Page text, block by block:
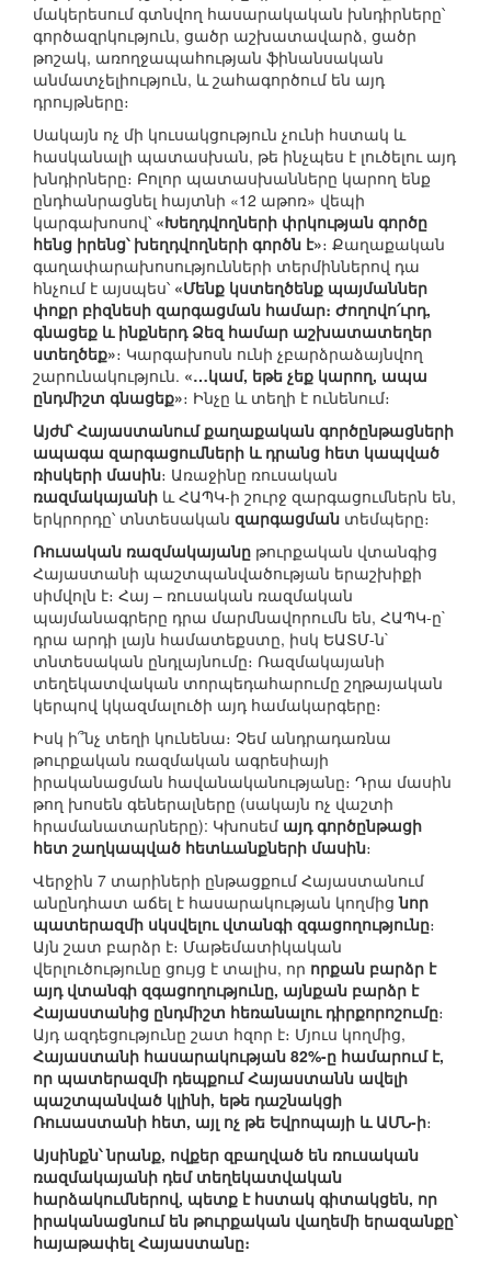
մակերեսում գտնվող հասարակական խնդիրները՝
գործազրկություն, ցածր աշխատավարձ, ցածր
թոշակ, առողջապահության ֆինանսական
անմատչելիություն, և շահագործում են այդ
դրույթները։
Սակայն ոչ մի կուսակցություն չունի հստակ և
հասկանալի պատասխան, թե ինչպես է լուծելու այդ
խնդիրները։ Բոլոր պատասխանները կարող ենք
ընդհանրացնել հայտնի «12 աթոռ» վեպի
կարգախոսով՝ «Խեղդվողների փրկության գործը
հենց իրենց՝ խեղդվողների գործն է»։ Քաղաքական
գաղափարախոսությունների տերմիններով դա
հնչում է այսպես՝ «Մենք կստեղծենք պայմաններ
փոքր բիզնեսի զարգացման համար։ Ժողովո՛ւրդ,
գնացեք և ինքներդ Ձեզ համար աշխատատեղեր
ստեղծեք»։ Կարգախոսն ունի չբարձրաձայնվող
շարունակություն. «…կամ, եթե չեք կարող, ապա
ընդմիշտ գնացեք»։ Ինչը և տեղի է ունենում։
Այժմ՝ Հայաստանում քաղաքական գործընթացների
ապագա զարգացումների և դրանց հետ կապված
ռիսկերի մասին։ Առաջինը ռուսական
ռազմակայանի և ՀԱՊԿ-ի շուրջ զարգացումներն են,
երկրորդը՝ տնտեսական զարգացման տեմպերը։
Ռուսական ռազմակայանը թուրքական վտանգից
Հայաստանի պաշտպանվածության երաշխիքի
սիմվոլն է։ Հայ – ռուսական ռազմական
պայմանագրերը դրա մարմնավորումն են, ՀԱՊԿ-ը`
դրա արդի լայն համատեքստը, իսկ ԵԱՏՄ-ն`
տնտեսական ընդլայնումը։ Ռազմակայանի
տեղեկատվական տորպեդահարումը շղթայական
կերպով կկազմալուծի այդ համակարգերը։
Իսկ ի՞նչ տեղի կունենա։ Չեմ անդրադառնա
թուրքական ռազմական ագրեսիայի
իրականացման հավանականությանը։ Դրա մասին
թող խոսեն գեներալները (սակայն ոչ վաշտի
հրամանատարները): Կխոսեմ այդ գործընթացի
հետ շաղկապված հետևանքների մասին։
Վերջին 7 տարիների ընթացքում Հայաստանում
անընդհատ աճել է հասարակության կողմիցնոր
պատերազմի սկսվելու վտանգի զգացողությունը։
Այն շատ բարձր է։ Մաթեմատիկական
վերլուծությունը ցույց է տալիս, որ որքան բարձր է
այդ վտանգի զգացողությունը, այնքան բարձր է
Հայաստանից ընդմիշտ հեռանալու դիրքորոշումը։
Այդ ազդեցությունը շատ հզոր է։ Մյուս կողմից,
Հայաստանի հասարակության 82%-ը համարում է,
որ պատերազմի դեպքում Հայաստանն ավելի
պաշտպանված կլինի, եթե դաշնակցի
Ռուսաստանի հետ, այլ ոչ թե Եվրոպայի և ԱՄՆ-ի։
Այսինքն՝ նրանք, ովքեր զբաղված են ռուսական
ռազմակայանի դեմ տեղեկատվական
հարձակումներով, պետք է հստակ գիտակցեն, որ
իրականացնում են թուրքական վաղեմի երազանքը՝
հայաթափել Հայաստանը։